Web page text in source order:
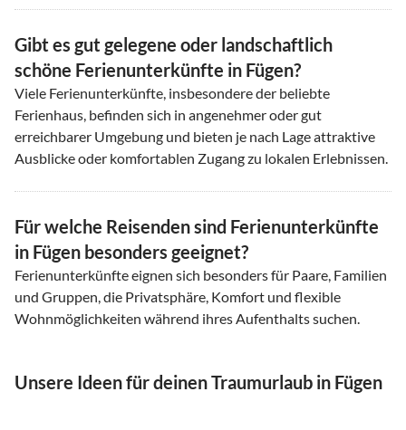
Gibt es gut gelegene oder landschaftlich
schöne Ferienunterkünfte in Fügen?
Viele Ferienunterkünfte, insbesondere der beliebte
Ferienhaus, befinden sich in angenehmer oder gut
erreichbarer Umgebung und bieten je nach Lage attraktive
Ausblicke oder komfortablen Zugang zu lokalen Erlebnissen.
Für welche Reisenden sind Ferienunterkünfte
in Fügen besonders geeignet?
Ferienunterkünfte eignen sich besonders für Paare, Familien
und Gruppen, die Privatsphäre, Komfort und flexible
Wohnmöglichkeiten während ihres Aufenthalts suchen.
Unsere Ideen für deinen Traumurlaub in Fügen